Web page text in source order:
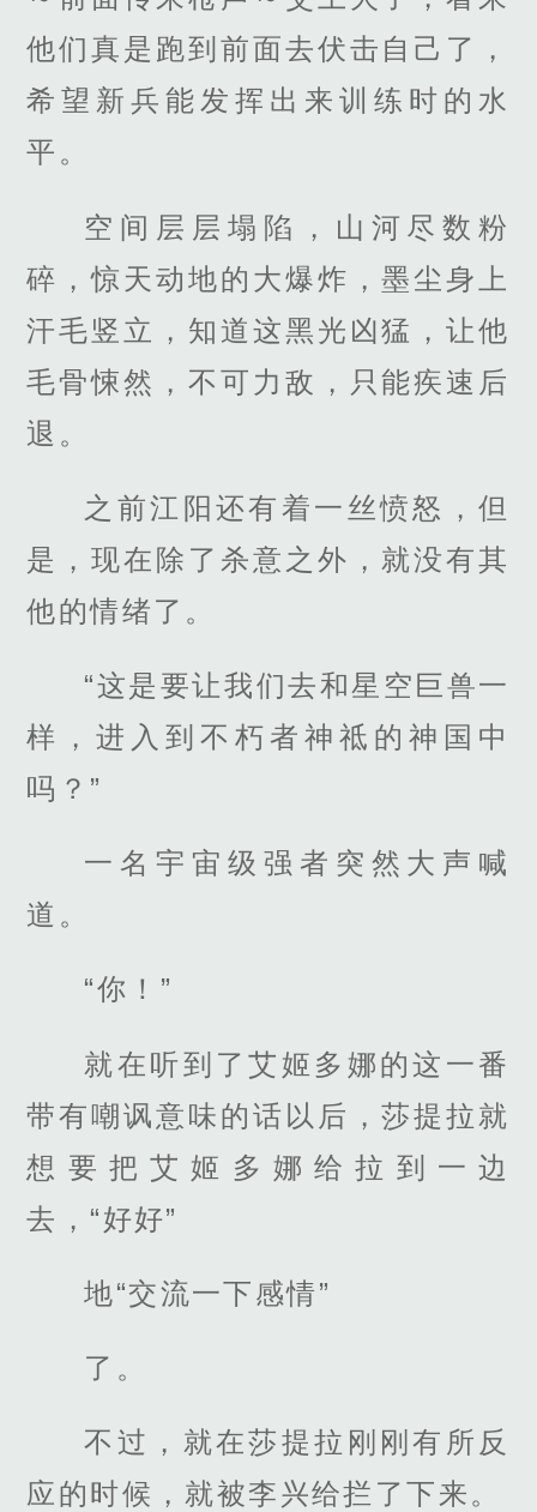
他们真是跑到前面去伏击自己了，
希望新兵能发挥出来训练时的水
平。
空间层层塌陷，山河尽数粉
碎，惊天动地的大爆炸，墨尘身上
汗毛竖立，知道这黑光凶猛，让他
毛骨悚然，不可力敌，只能疾速后
退。
之前江阳还有着一丝愤怒，但
是，现在除了杀意之外，就没有其
他的情绪了。
“这是要让我们去和星空巨兽一
样，进入到不朽者神祗的神国中
吗？”
一名宇宙级强者突然大声喊
道。
“你！”
就在听到了艾姬多娜的这一番
带有嘲讽意味的话以后，莎提拉就
想要把艾姬多娜给拉到一边
去，“好好”
地“交流一下感情”
了。
不过，就在莎提拉刚刚有所反
应的时候，就被李兴给拦了下来。